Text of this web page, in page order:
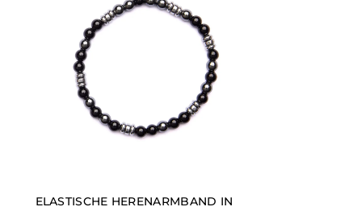
ELASTISCHE HERENARMBAND IN